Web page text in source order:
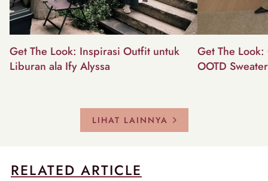
Get The Look: Inspirasi Outfit untuk
Liburan ala Ify Alyssa
Get The
OOTD
LIHAT LAINNYA
RELATED ARTICLE